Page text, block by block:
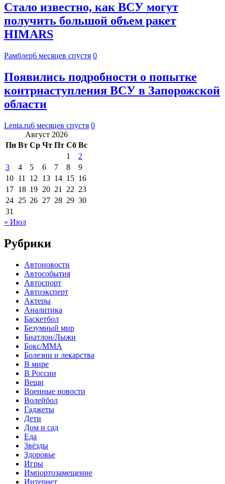
Стало известно, как ВСУ могут
получить большой объем ракет
HIMARS
Рамблер6 месяцев спустя 0
Появились подробности о попытке
контрнаступления ВСУ в Запорожской
области
Lenta.ru6 месяцев спустя 0
Август 2026
Пн Вт Ср Чт Пт Сб Вс
1
2
3
4 5 6 7 8
9
10 11 12 13 14 15 16
17 18 19 20 21 22 23
24 25 26 27 28 29 30
31
« Июл
Рубрики
Автоновости
Автособытия
Автоспорт
Автоэксперт
Актеры
Аналитика
Баскетбол
Безумный мир
Биатлон/Лыжи
Бокс/MMA
Болезни и лекарства
В мире
В России
Вещи
Военные новости
Волейбол
Гаджеты
Дети
Дом и сад
Еда
Звёзды
Здоровье
Игры
Импортозамещение
Интернет